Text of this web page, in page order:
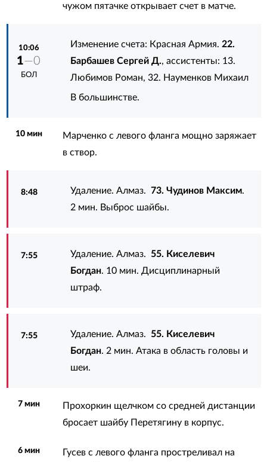
чужом пятачке открывает счет в матче.
10:06
1—0
БОЛ
Изменение счета: Красная Армия.22.
Барбашев Сергей Д., ассистенты: 13.
Любимов Роман,32. Науменков Михаил
В большинстве.
10 мин
Марченко с левого фланга мощно заряжает
в створ.
8:48 Удаление. Алмаз.73. Чудинов Максим.
2 мин. Выброс шайбы.
7:55 Удаление. Алмаз.55. Киселевич
Богдан. 10 мин. Дисциплинарный
штраф.
7:55 Удаление. Алмаз.55. Киселевич
Богдан. 2 мин. Атака в область головы и
шеи.
7 мин
Прохоркин щелчком со средней дистанции
бросает шайбу Перетягину в корпус.
6 мин
Гусев с левого фланга простреливал на